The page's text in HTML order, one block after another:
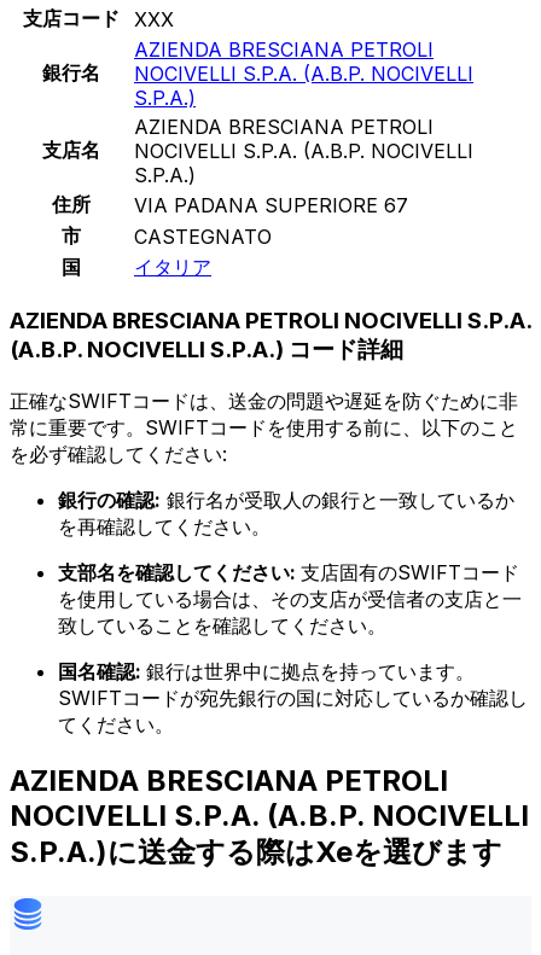
支店コード
XXX
銀行名
AZIENDA BRESCIANA PETROLI
NOCIVELLI S.P.A. (A.B.P. NOCIVELLI
S.P.A.)
支店名
AZIENDA BRESCIANA PETROLI
NOCIVELLI S.P.A. (A.B.P. NOCIVELLI
S.P.A.)
住所
VIA PADANA SUPERIORE 67
市
CASTEGNATO
国
イタリア
AZIENDA BRESCIANA PETROLI NOCIVELLI S.P.A.
(A.B.P. NOCIVELLI S.P.A.) コード詳細
正確なSWIFTコードは、送金の問題や遅延を防ぐために非
常に重要です。SWIFTコードを使用する前に、以下のこと
を必ず確認してください:
銀行の確認: 銀行名が受取人の銀行と一致しているか
を再確認してください。
支部名を確認してください: 支店固有のSWIFTコード
を使用している場合は、その支店が受信者の支店と一
致していることを確認してください。
国名確認: 銀行は世界中に拠点を持っています。
SWIFTコードが宛先銀行の国に対応しているか確認し
てください。
AZIENDA BRESCIANA PETROLI
NOCIVELLI S.P.A. (A.B.P. NOCIVELLI
S.P.A.)に送金する際はXeを選びます